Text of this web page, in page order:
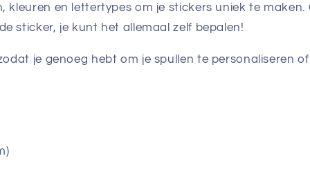
en lettertypes om je stickers uniek te maken.
sticker, je kunt het allemaal zelf bepalen!
je genoeg hebt om je spullen te personaliseren of